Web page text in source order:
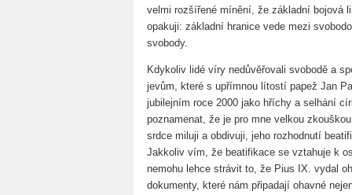
velmi rozšířené mínění, že základní bojová
opakuji: základní hranice vede mezi
svobody.
Kdykoliv lidé víry nedůvěřovali svobodě a
jevům, které s upřímnou lítostí papež Jan
jubilejním roce 2000 jako hříchy a selhání
poznamenat, že je pro mne velkou
srdce miluji a obdivuji, jeho rozhodnutí
Jakkoliv vím, že beatifikace se vztahuje k
nemohu lehce strávit to, že Pius IX. vydal
dokumenty, které nám připadají ohavné